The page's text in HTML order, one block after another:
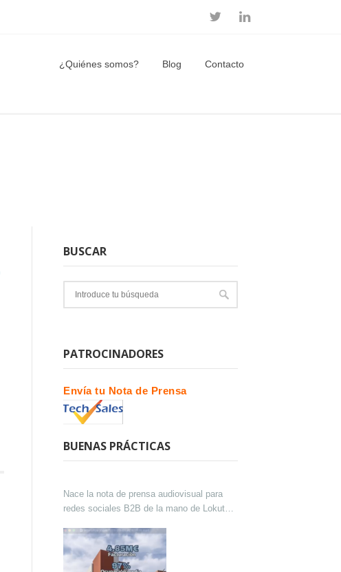
¿Quiénes somos? Blog Contacto
BUSCAR
PATROCINADORES
Envía tu Nota de Prensa
BUENAS PRÁCTICAS
Nace la nota de prensa audiovisual para
redes sociales B2B de la mano de Lokutor